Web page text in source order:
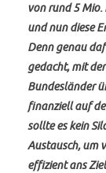
von rund 5 Mio.
und nun diese
Denn genau
gedacht,mit
Bundesländer
finanziell auf
sollte es kein
Austausch, um
effizient ans